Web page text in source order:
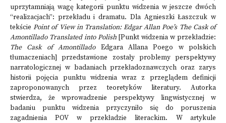
uprzytamniają wagę kategorii punktu widzenia w jeszcze dwóch
“realizacjach”: przekładu i dramatu. Dla Agnieszki Łaszczuk w
tekściePoint of View in Translation: Edgar Allan Poe’s The Cask of
Amontillado Translated into Polish [Punkt widzenia w przekładzie:
The Cask of AmontilladoEdgara Allana Poego w polskich
tłumaczeniach] przedstawione zostały problemy perspektywy
narratologicznej w badaniach przekładoznawczych oraz zarys
historii pojęcia punktu widzenia wraz z przeglądem definicji
zaproponowanych przez teoretyków literatury. Autorka
stwierdza, że wprowadzenie perspektywy lingwistycznej w
badaniu punktu widzenia przyczyniło się do poruszenia
zagadnienia POV w przekładzie literackim. W artykule